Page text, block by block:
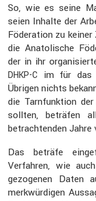
So, wie es seine
seien Inhalte der
Födera­tion zu
die Anato­li­sche
der in ihr
DHKP-C
im für das
Übrigen nichts
die Tarnfunk­tion
sollten, beträfen
betrach­tenden Jahre
Das beträfe
Verfahren, wie
gezogenen Daten
merkwür­digen